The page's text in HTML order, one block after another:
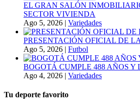
EL GRAN SALÓN
SECTOR VIVIENDA
Ago 5, 2026 | Variedades
PRESENTACIÓN OFICIAL DE
Ago 5, 2026 | Futbol
BOGOTÁ CUMPLE 488 AÑOS
Ago 4, 2026 | Variedades
Tu deporte favorito